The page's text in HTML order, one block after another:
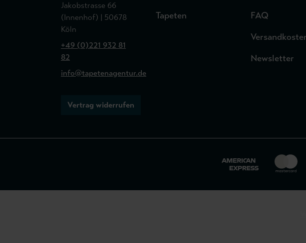
Jakobstrasse 66
(Innenhof) | 50678
Köln
+49 (0)221 932 81
82
info@tapetenagentur.de
Vertrag widerrufen
Tapeten
FAQ
Newsletter